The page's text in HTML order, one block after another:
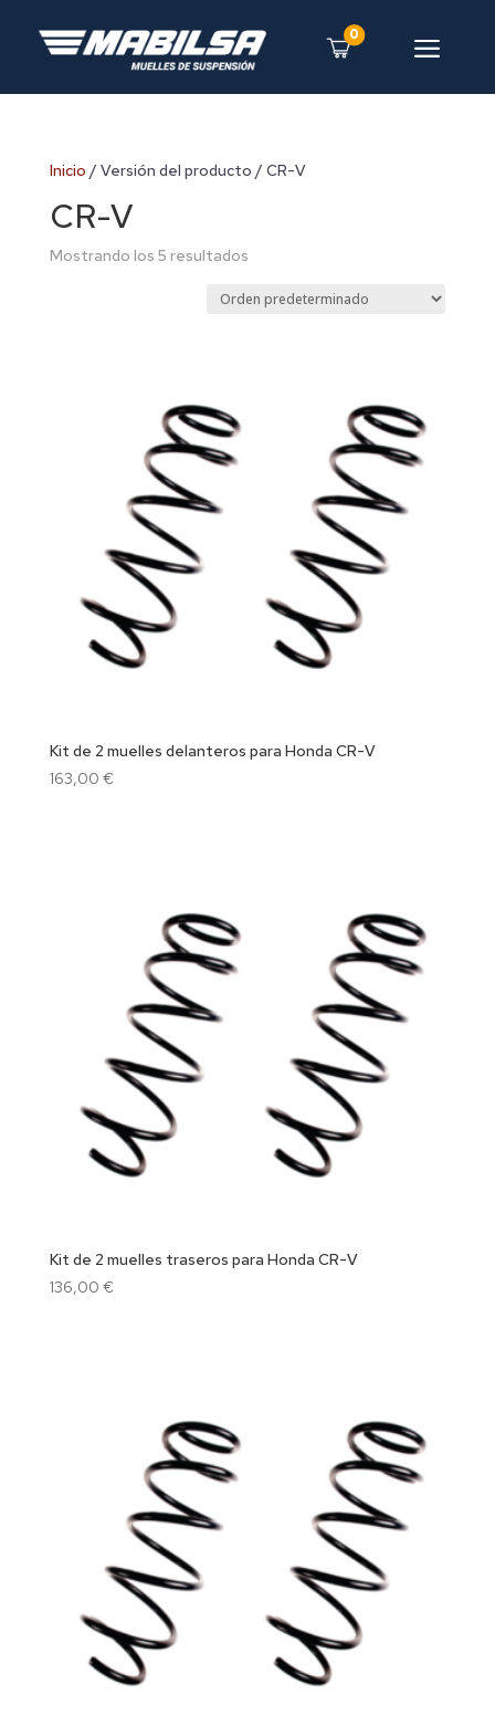
0 a
Inicio / Versión del producto / CR-V
CR-V
Mostrando los 5 resultados
Kit de 2 muelles delanteros para Honda CR-V
163,00 €
Kit de 2 muelles traseros para Honda CR-V
136,00 €